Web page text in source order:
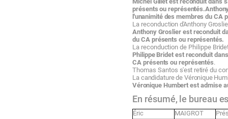
présents oureprésentés.
l'unanimité des membres du CA
La recond uction dAnthony Gr
Anthony Groslier est reconduit
du CA présents ou représentés.
La reconduction de Philippe
Philippe Bridet est reconduit dans
CA présents oureprésentés.
Thomas Santos s'est retiré du
La candidaturedeVéronique
VéroniqueHumbert est admise
En résumé, le bureau
Éric MAIGROT